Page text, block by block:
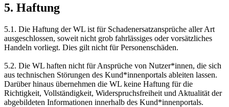
5. Haftung
5.1. Die Haftung der WL ist für Schadenersatzansprüche aller Art
ausgeschlossen, soweit nicht grob fahrlässiges oder vorsätzliches
Handeln vorliegt. Dies gilt nicht für Personenschäden.
5.2. Die WL haften nicht für Ansprüche von Nutzer*innen, die sich
aus technischen Störungen des Kund*innenportals ableiten lassen.
Darüber hinaus übernehmen die WL keine Haftung für die
Richtigkeit, Vollständigkeit, Widerspruchsfreiheit und Aktualität der
abgebildeten Informationen innerhalb des Kund*innenportals.